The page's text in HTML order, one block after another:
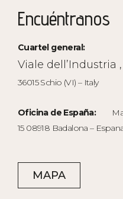
Encuéntranos
Cuartel general:
Viale dell’Industria ,
36015 Schio (VI) – Italy
Oficina de España:
15 08918 Badalona –
MAPA